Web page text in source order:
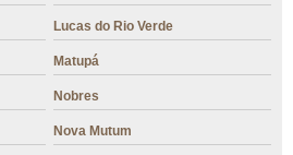
Lucas do Rio Verde
Matupá
Nobres
Nova Mutum